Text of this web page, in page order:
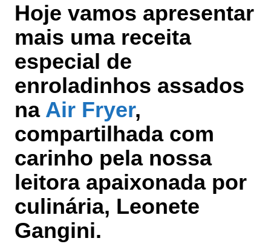
Hoje vamos apresentar
mais uma receita
especial de
enroladinhos assados
na Air Fryer,
compartilhada com
carinho pela nossa
leitora apaixonada por
culinária, Leonete
Gangini.